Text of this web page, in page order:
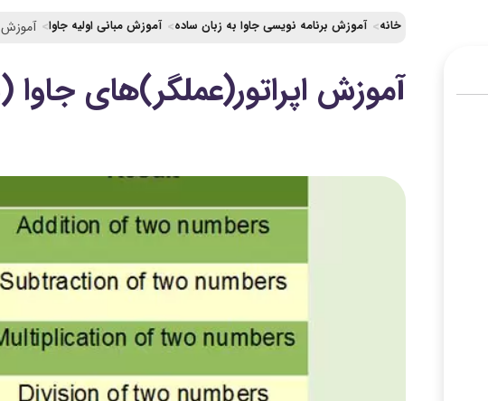
خانه آموزش برنامه نویسی جاوا به زبان ساده آموزش مبانی اولیه جاوا آموزش
آموزش اپراتور(عملگر)های جاوا